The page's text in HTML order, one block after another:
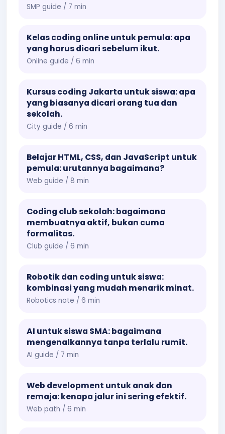
SMP guide / 7 min
Kelas coding online untuk pemula: apa
yang harus dicari sebelum ikut.
Online guide / 6 min
Kursus coding Jakarta untuk siswa: apa
yang biasanya dicari orang tua dan
sekolah.
City guide / 6 min
Belajar HTML, CSS, dan JavaScript untuk
pemula: urutannya bagaimana?
Web guide / 8 min
Coding club sekolah: bagaimana
membuatnya aktif, bukan cuma
formalitas.
Club guide / 6 min
Robotik dan coding untuk siswa:
kombinasi yang mudah menarik minat.
Robotics note / 6 min
AI untuk siswa SMA: bagaimana
mengenalkannya tanpa terlalu rumit.
AI guide / 7 min
Web development untuk anak dan
remaja: kenapa jalur ini sering efektif.
Web path / 6 min